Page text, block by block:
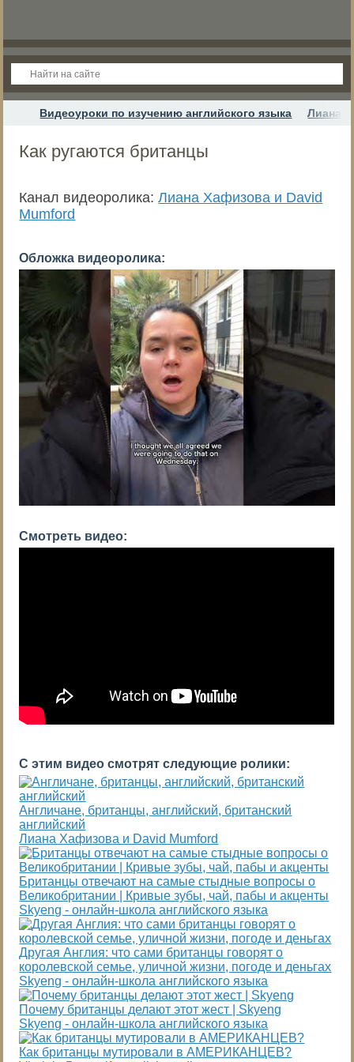
Видеоуроки по изучению английского языка Лиана
Как ругаются британцы
Канал видеоролика:Лиана Хафизова и David
Mumford
Обложка видеоролика:
Смотреть видео:
С этим видео смотрят следующие ролики:
Англичане, британцы, английский, британский
английский
Лиана Хафизова и David Mumford
Британцы отвечают на самые стыдные вопросы о
Великобритании | Кривые зубы, чай, пабы и акценты
Skyeng - онлайн-школа английского языка
Другая Англия: что сами британцы говорят о
королевской семье, уличной жизни, погоде и деньгах
Skyeng - онлайн-школа английского языка
Почему британцы делают этот жест | Skyeng
Skyeng - онлайн-школа английского языка
Как британцы мутировали в АМЕРИКАНЦЕВ?